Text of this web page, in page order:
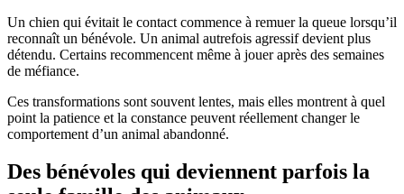
Un chien qui évitait le contact commence à remuer la queue lorsqu’il
reconnaît un bénévole. Un animal autrefois agressif devient plus
détendu. Certains recommencent même à jouer après des semaines
de méfiance.
Ces transformations sont souvent lentes, mais elles montrent à quel
point la patience et la constance peuvent réellement changer le
comportement d’un animal abandonné.
Des bénévoles qui deviennent parfois la